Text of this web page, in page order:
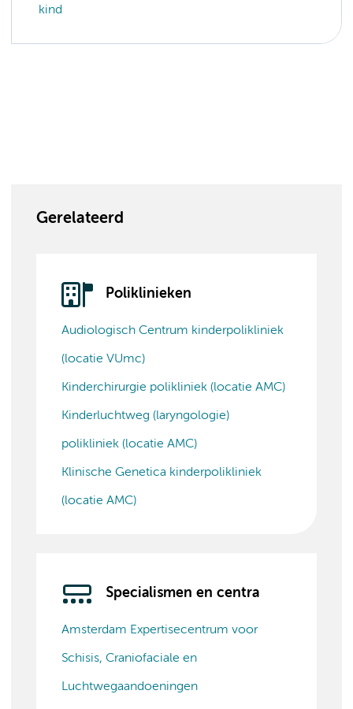
kind
Gerelateerd
Poliklinieken
Audiologisch Centrum kinderpolikliniek
(locatie VUmc)
Kinderchirurgie polikliniek (locatie AMC)
Kinderluchtweg (laryngologie)
polikliniek (locatie AMC)
Klinische Genetica kinderpolikliniek
(locatie AMC)
Specialismen en centra
Amsterdam Expertisecentrum voor
Schisis, Craniofaciale en
Luchtwegaandoeningen